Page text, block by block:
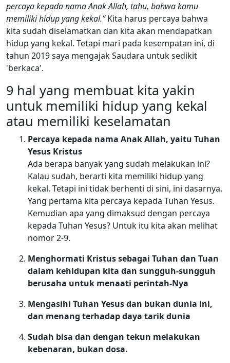
percaya kepada nama Anak Allah, tahu, bahwa kamu
memiliki hidup yang kekal.”Kita harus percaya bahwa
kita sudah diselamatkan dan kita akan mendapatkan
hidup yang kekal. Tetapi mari pada kesempatan ini, di
tahun 2019 saya mengajak Saudara untuk sedikit
'berkaca'.
9 hal yang membuat kita yakin
untuk memiliki hidup yang kekal
atau memiliki keselamatan
Percaya kepada nama Anak Allah, yaitu Tuhan
Yesus Kristus
Ada berapa banyak yang sudah melakukan ini?
Kalau sudah, berarti kita memiliki hidup yang
kekal. Tetapi ini tidak berhenti di sini, ini dasarnya.
Yang pertama kita percaya kepada Tuhan Yesus.
Kemudian apa yang dimaksud dengan percaya
kepada Tuhan Yesus? Untuk itu kita akan melihat
nomor 2-9.
Menghormati Kristus sebagai Tuhan dan Tuan
dalam kehidupan kita dan sungguh-sungguh
berusaha untuk menaati perintah-Nya
Mengasihi Tuhan Yesus dan bukan dunia ini,
dan menang terhadap daya tarik dunia
Sudah bisa dan dengan tekun melakukan
kebenaran, bukan dosa.